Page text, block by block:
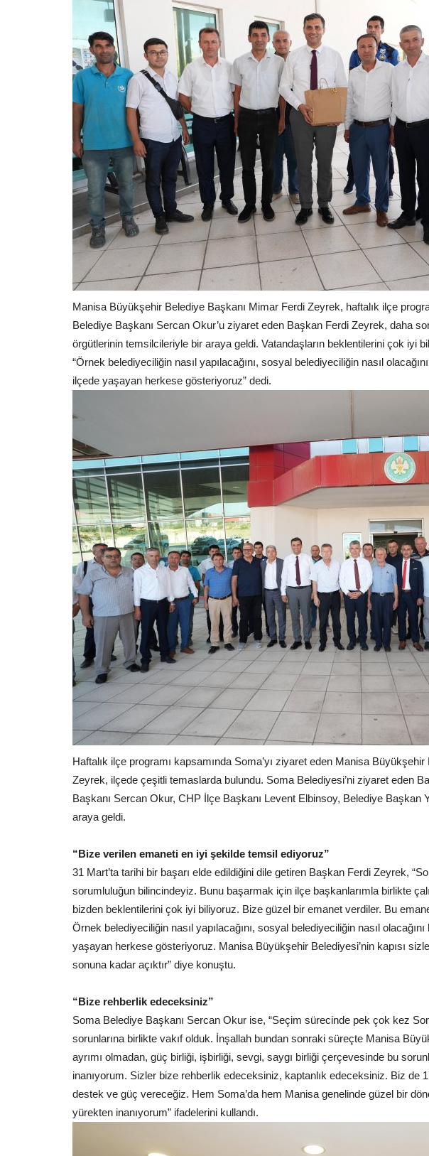
Manisa Büyükşehir Belediye Başkanı Mimar Ferdi Zeyrek, haftalık ilçe
Belediye Başkanı Sercan Okur’u ziyaret eden Başkan Ferdi Zeyrek, daha
örgütlerinin temsilcileriyle bir araya geldi. Vatandaşların beklentilerini çok iyi
“Örnek belediyeciliğin nasıl yapılacağını, sosyal belediyeciliğin nasıl
ilçede yaşayan herkese gösteriyoruz” dedi.
Haftalık ilçe programı kapsamında Soma’yı ziyaret eden Manisa
Zeyrek, ilçede çeşitli temaslarda bulundu. Soma Belediyesi’ni ziyaret eden
Başkanı Sercan Okur, CHP İlçe Başkanı Levent Elbinsoy, Belediye Başkan
araya geldi.
“Bize verilen emaneti en iyi şekilde temsil ediyoruz”
31 Mart’ta tarihi bir başarı elde edildiğini dile getiren Başkan Ferdi Zeyrek,
sorumluluğun bilincindeyiz. Bunu başarmak için ilçe başkanlarımla birlikte
bizden beklentilerini çok iyi biliyoruz. Bize güzel bir emanet verdiler. Bu
Örnek belediyeciliğin nasıl yapılacağını, sosyal belediyeciliğin nasıl
yaşayan herkese gösteriyoruz. Manisa Büyükşehir Belediyesi’nin kapısı
sonuna kadar açıktır” diye konuştu.
“Bize rehberlik edeceksiniz”
Soma Belediye Başkanı Sercan Okur ise, “Seçim sürecinde pek çok kez
sorunlarına birlikte vakıf olduk. İnşallah bundan sonraki süreçte Manisa
ayrımı olmadan, güç birliği, işbirliği, sevgi, saygı birliği çerçevesinde bu
inanıyorum. Sizler bize rehberlik edeceksiniz, kaptanlık edeceksiniz. Biz de
destek ve güç vereceğiz. Hem Soma’da hem Manisa genelinde güzel bir
yürekten inanıyorum” ifadelerini kullandı.
Geçit
sağlamak amacıyla
Yaşam
.
admin Mar 3, 2025
Güncel
Sürüyor!
admin Ağu 17,
Gördes’te
ilçesinde